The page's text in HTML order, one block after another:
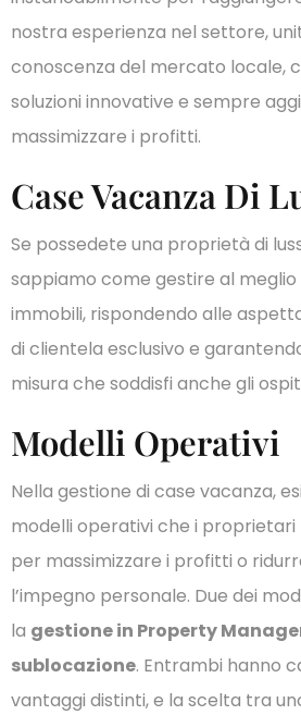
nostra esperienza nel settore,
conoscenza del mercato locale,
soluzioni innovative e sempre
massimizzare i profitti.
Case Vacanza Di
Se possedete una proprietà di
sappiamo come gestire al
immobili, rispondendo alle
di clientela esclusivo e
misura che soddisfi anche gli
Modelli Operativi
Nella gestione di case vacanza,
modelli operativi che i
per massimizzare i profitti o
l’impegno personale. Due dei
la gestione in Property
sublocazione. Entrambi hanno
vantaggi distinti, e la scelta tra